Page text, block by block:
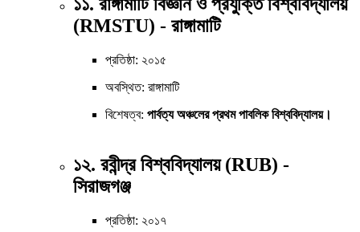
(RMSTU) - রাঙ্গামাটি
প্রতিষ্ঠা: ২০১৫
অবস্থিত: রাঙ্গামাটি
বিশেষত্ব: পার্বত্য অঞ্চলের প্রথম পাবলিক বিশ্ববিদ্যালয়।
১২. রবীন্দ্র বিশ্ববিদ্যালয় (RUB) -
সিরাজগঞ্জ
প্রতিষ্ঠা: ২০১৭